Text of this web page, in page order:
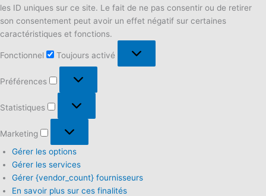
les ID uniques sur ce site. Le fait de ne pas consentir ou de retirer
son consentement peut avoir un effet négatif sur certaines
caractéristiques et fonctions.
Fonctionnel
Toujours activé
Préférences
Statistiques
Marketing
Gérer les options
Gérer les services
Gérer {vendor_count} fournisseurs
En savoir plus sur ces finalités